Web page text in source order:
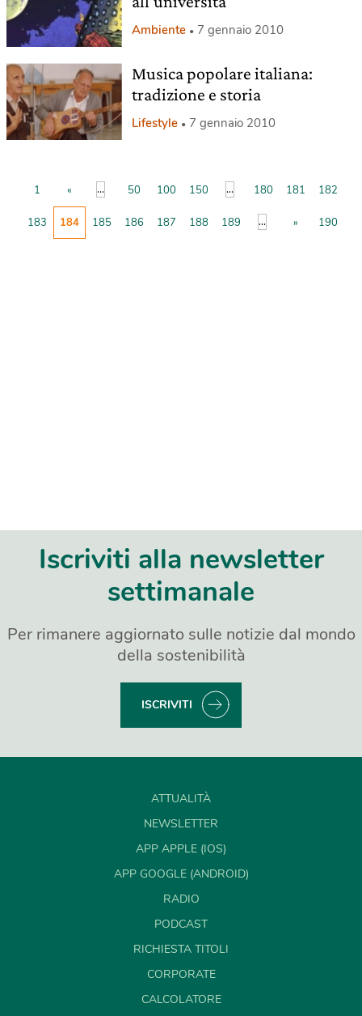
Ambiente 7 gennaio 2010
Musica popolare italiana:
tradizione e storia
Lifestyle 7 gennaio 2010
1 « ... 50 100 150 ... 180 181 182
183 184 185 186 187 188 189 ... » 190
Iscriviti alla newsletter
settimanale
Per rimanere aggiornato sulle notizie dal mondo
della sostenibilità
ISCRIVITI
ATTUALITÀ
NEWSLETTER
APP APPLE (IOS)
APP GOOGLE (ANDROID)
RADIO
PODCAST
RICHIESTA TITOLI
CORPORATE
CALCOLATORE